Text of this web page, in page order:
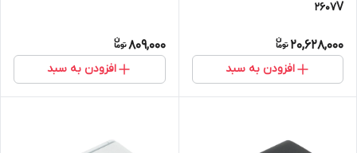
2607V
20,628,000
افزودن به سبد
809,000
افزودن به سبد